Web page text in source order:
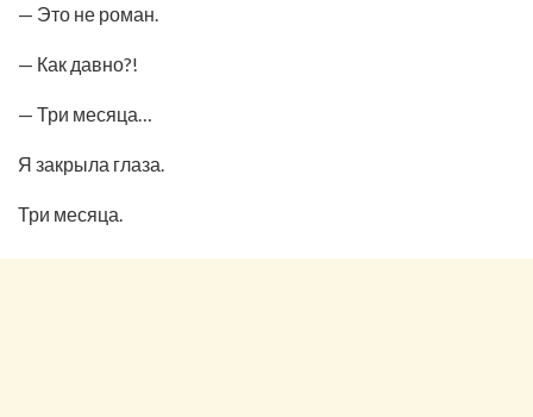
— Это не роман.
— Как давно?!
— Три месяца…
Я закрыла глаза.
Три месяца.